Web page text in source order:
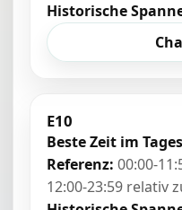
Historische
E10
Beste Zeit im
Referenz: 00:00-
12:00-23:59 relativ